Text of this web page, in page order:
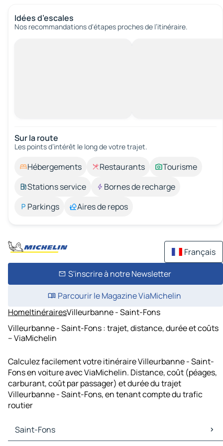
Idées d’escales
Nos recommandations d'étapes proches de l’itinéraire.
Sur la route
Les points d’intérêt le long de votre trajet.
Hébergements Restaurants
Tourisme
Stations service
Bornes de recharge
Parkings
Aires de repos
Français
S'inscrire à notre Newsletter
Parcourir le Magazine ViaMichelin
HomeItinérairesVilleurbanne - Saint-Fons
Villeurbanne - Saint-Fons : trajet, distance, durée et coûts
– ViaMichelin
Calculez facilement votre itinéraire Villeurbanne - Saint-
Fons en voiture avec ViaMichelin. Distance, coût (péages,
carburant, coût par passager) et durée du trajet
Villeurbanne - Saint-Fons, en tenant compte du trafic
routier
Saint-Fons